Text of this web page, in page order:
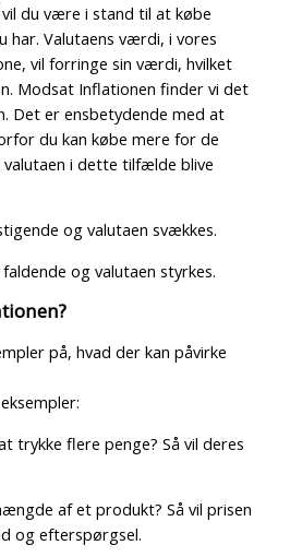
du være i stand til at købe
har. Valutaens værdi, i vores
vil forringe sin værdi, hvilket
Modsat Inflationen finder vi det
Det er ensbetydende med at
du kan købe mere for de
valutaen i dette tilfælde blive
og valutaen svækkes.
og valutaen styrkes.
på, hvad der kan påvirke
trykke flere penge? Så vil deres
af et produkt? Så vil prisen
og efterspørgsel.